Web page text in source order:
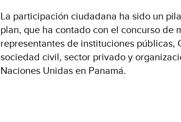
La participación ciudadana ha sido un
plan, que ha contado con el concurso de
representantes de instituciones públicas,
sociedad civil, sector privado y
Naciones Unidas en Panamá.